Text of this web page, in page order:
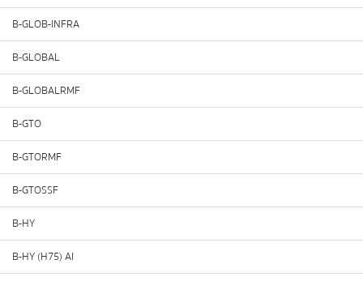
B-GLOB-INFRA
B-GLOBAL
B-GLOBALRMF
B-GTO
B-GTORMF
B-GTOSSF
B-HY
B-HY (H75) AI